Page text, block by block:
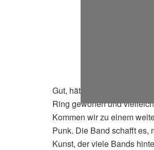
Gut, hätten wir den
Ring geworfen und
Kommen wir zu einem
Punk. Die Band schafft es,
Kunst, der viele Bands